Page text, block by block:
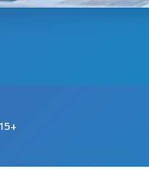
+15 سنة خبرة